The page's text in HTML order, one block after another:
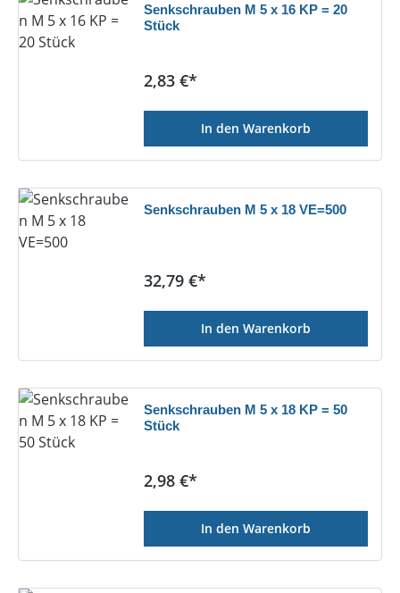
Senkschrauben M 5 x 16 KP = 20
Stück
Regulärer Preis:
2,83 €*
In den Warenkorb
Senkschrauben M 5 x 18 VE=500
Regulärer Preis:
32,79 €*
In den Warenkorb
Senkschrauben M 5 x 18 KP = 50
Stück
Regulärer Preis:
2,98 €*
In den Warenkorb